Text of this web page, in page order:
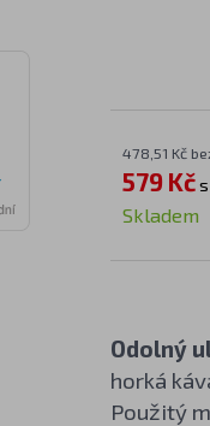
478,51 Kč
579 Kčs
Skladem
Odolný
horká
Použitý